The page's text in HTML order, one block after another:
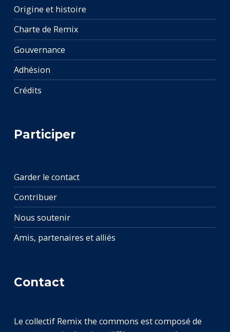
Origine et histoire
Charte de Remix
Gouvernance
Adhésion
Crédits
Participer
Garder le contact
Contribuer
Nous soutenir
Amis, partenaires et alliés
Contact
Le collectif Remix the commons est composé de